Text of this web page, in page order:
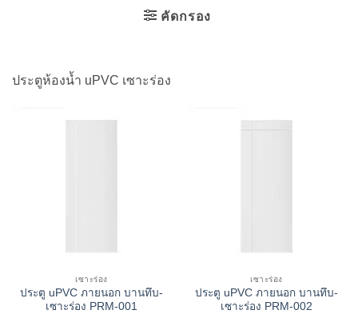
คัดกรอง
ประตูห้องน้ำ uPVC เซาะร่อง
เซาะร่อง
ประตู uPVC ภายนอก บานทึบ-
เซาะร่อง PRM-001
เซาะร่อง
ประตู uPVC ภายนอก บานทึบ-
เซาะร่อง PRM-002